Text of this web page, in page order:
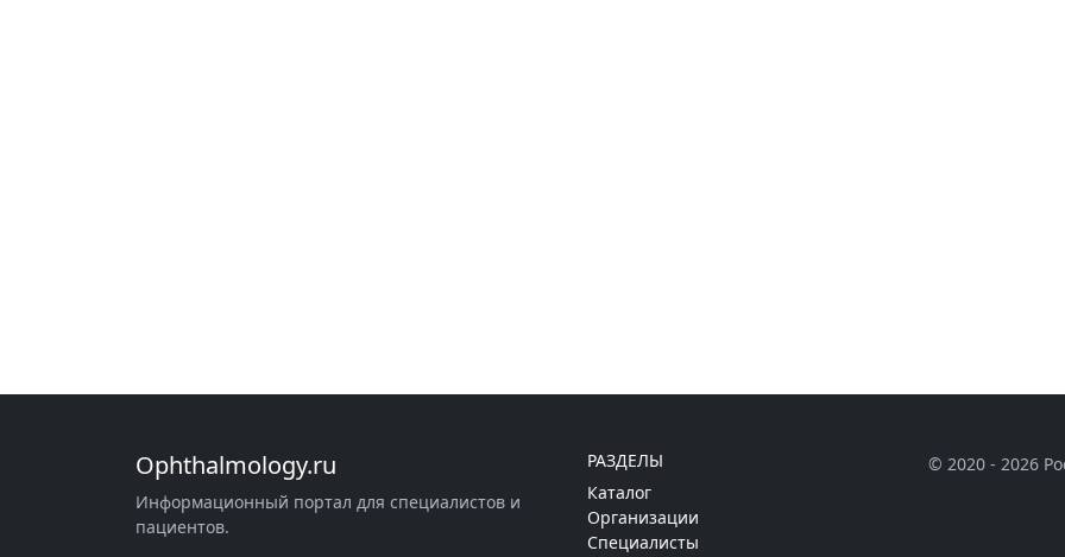
Ophthalmology.ru
Информационный портал для специалистов и
пациентов.
РАЗДЕЛЫ
Каталог
Организации
Специалисты
© 2020 - 2026